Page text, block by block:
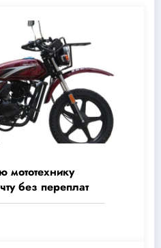
мототехнику
без переплат